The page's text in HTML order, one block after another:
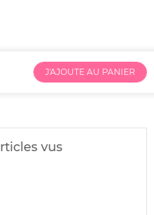
J'AJOUTE AU PANIER
vus